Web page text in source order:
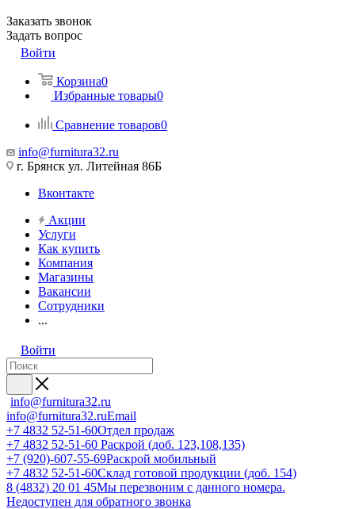
Заказать звонок
Задать вопрос
Войти
Корзина0
Избранные товары0
Сравнение товаров0
info@furnitura32.ru
г. Брянск ул. Литейная 86Б
Вконтакте
Акции
Услуги
Как купить
Компания
Магазины
Вакансии
Сотрудники
...
Войти
info@furnitura32.ru
info@furnitura32.ruEmail
+7 4832 52-51-60Отдел продаж
+7 4832 52-51-60 Раскрой (доб. 123,108,135)
+7 (920)-607-55-69Раскрой мобильный
+7 4832 52-51-60Склад готовой продукции (доб. 154)
8 (4832) 20 01 45Мы перезвоним с данного номера.
Недоступен для обратного звонка